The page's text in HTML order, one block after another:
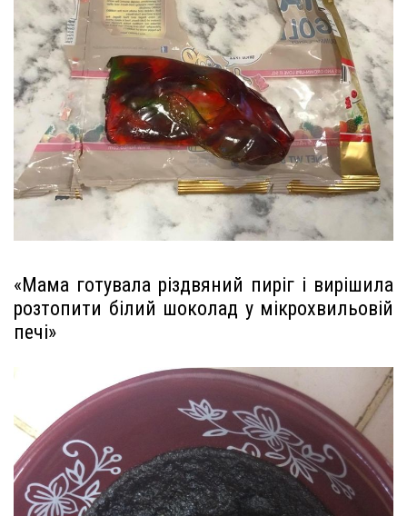
«Мама готувала різдвяний пиріг і вирішила
розтопити білий шоколад у мікрохвильовій
печі»